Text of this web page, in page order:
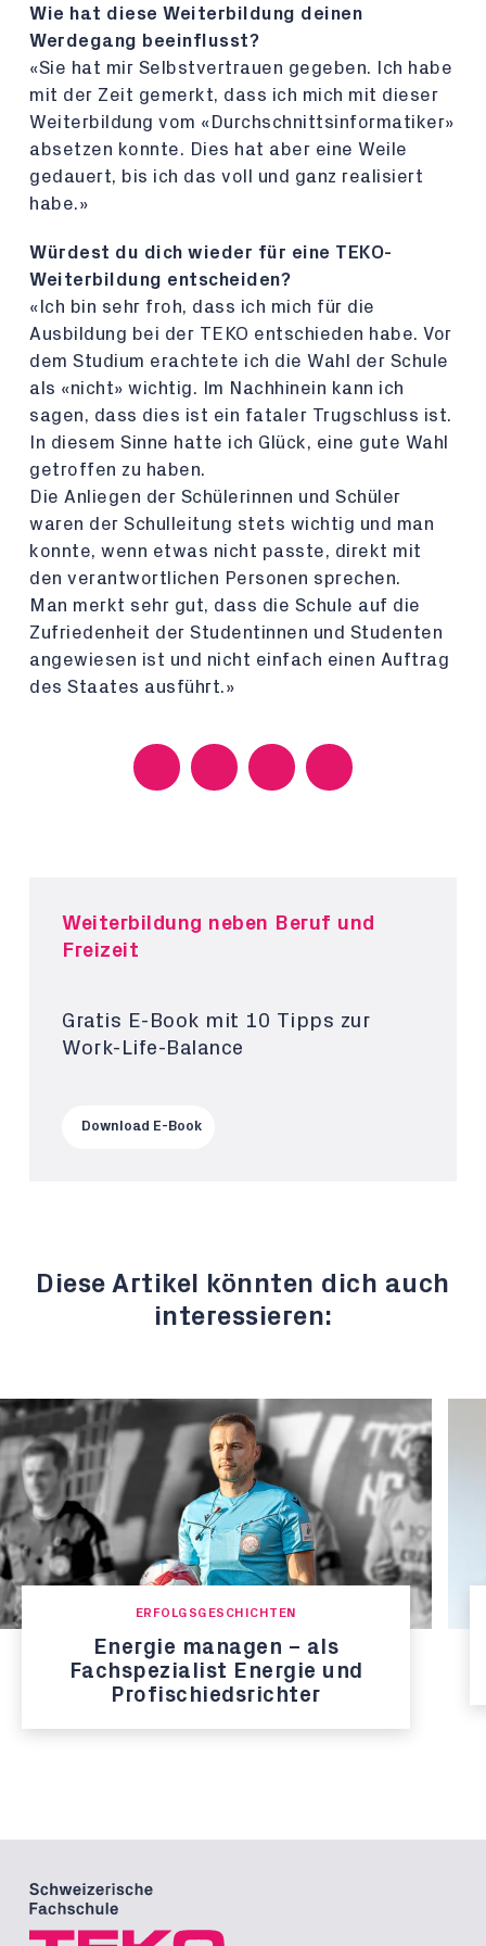
Wie hat diese Weiterbildung deinen
Werdegang beeinflusst?
«Sie hat mir Selbstvertrauen gegeben. Ich habe
mit der Zeit gemerkt, dass ich mich mit dieser
Weiterbildung vom «Durchschnittsinformatiker»
absetzen konnte. Dies hat aber eine Weile
gedauert, bis ich das voll und ganz realisiert
habe.»
Würdest du dich wieder für eine TEKO-
Weiterbildung entscheiden?
«Ich bin sehr froh, dass ich mich für die
Ausbildung bei der TEKO entschieden habe. Vor
dem Studium erachtete ich die Wahl der Schule
als «nicht» wichtig. Im Nachhinein kann ich
sagen, dass dies ist ein fataler Trugschluss ist.
In diesem Sinne hatte ich Glück, eine gute Wahl
getroffen zu haben.
Die Anliegen der Schülerinnen und Schüler
waren der Schulleitung stets wichtig und man
konnte, wenn etwas nicht passte, direkt mit
den verantwortlichen Personen sprechen.
Man merkt sehr gut, dass die Schule auf die
Zufriedenheit der Studentinnen und Studenten
angewiesen ist und nicht einfach einen Auftrag
des Staates ausführt.»
Weiterbildung neben Beruf und
Freizeit
Gratis E-Book mit 10 Tipps zur
Work-Life-Balance
Download E-Book
Diese Artikel könnten dich auch
interessieren:
ERFOLGSGESCHICHTEN
Energie managen – als
Fachspezialist Energie und
Profischiedsrichter